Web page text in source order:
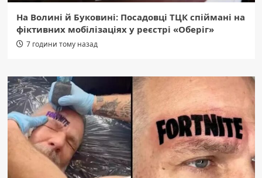
На Волині й Буковині: Посадовці ТЦК спіймані на
фіктивних мобілізаціях у реєстрі «Оберіг»
7 години тому назад